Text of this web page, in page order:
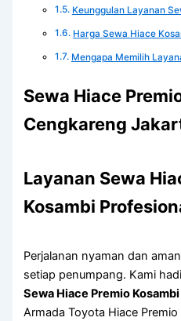
Keunggulan Layanan
Harga Sewa Hiace
Mengapa Memilih
Sewa Hiace
Cengkareng
Layanan Sewa
Kosambi
Perjalanan nyaman dan
setiap penumpang. Kami
Sewa Hiace Premio Kosambi
Armada Toyota Hiace